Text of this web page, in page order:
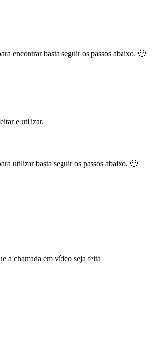
encontrar basta seguir os passos abaixo. 🙂
e utilizar.
utilizar basta seguir os passos abaixo. 🙂
a chamada em vídeo seja feita